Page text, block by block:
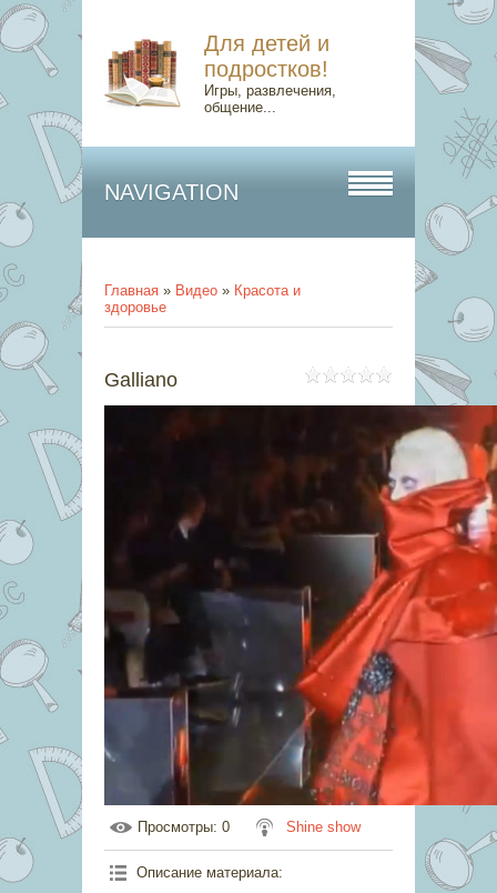
Для детей и
подростков!
Игры, развлечения,
общение...
NAVIGATION
Главная » Видео » Красота и
здоровье
Galliano
Просмотры: 0 Shine show
Описание материала: